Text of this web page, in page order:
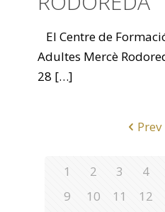
El Centre de
Adultes Mercè
28 […]
1 2 3 4
9
10 11 12